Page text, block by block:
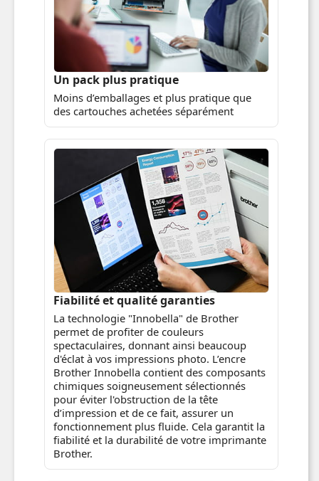
Un pack plus pratique
Moins d’emballages et plus pratique que
des cartouches achetées séparément
Fiabilité et qualité garanties
La technologie "Innobella" de Brother
permet de profiter de couleurs
spectaculaires, donnant ainsi beaucoup
d'éclat à vos impressions photo. L’encre
Brother Innobella contient des composants
chimiques soigneusement sélectionnés
pour éviter l'obstruction de la tête
d’impression et de ce fait, assurer un
fonctionnement plus fluide. Cela garantit la
fiabilité et la durabilité de votre imprimante
Brother.